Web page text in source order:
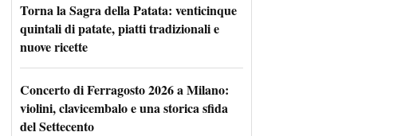
Torna la Sagra della Patata: venticinque
quintali di patate, piatti tradizionali e
nuove ricette
Concerto di Ferragosto 2026 a Milano:
violini, clavicembalo e una storica sfida
del Settecento